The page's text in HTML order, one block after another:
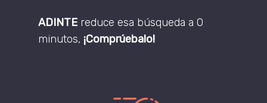
ADINTE reduce esa búsqueda a 0
minutos, ¡Comprúebalo!